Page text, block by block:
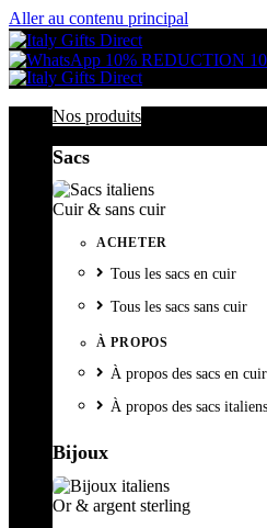
Aller au contenu principal
10% REDUCTION
Nos produits
Sacs
Cuir & sans cuir
ACHETER
Tous les sacs en cuir
Tous les sacs sans cuir
À PROPOS
À propos des sacs en
À propos des sacs
Bijoux
Or & argent sterling